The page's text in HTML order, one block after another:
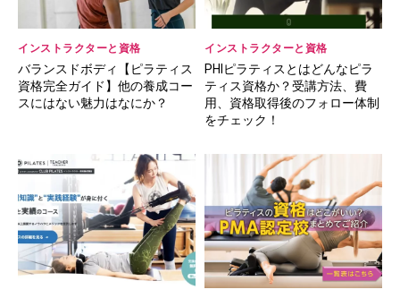
インストラクターと資格
バランスドボディ【ピラティス
資格完全ガイド】他の養成コー
スにはない魅力はなにか？
インストラクターと資格
PHIピラティスとはどんなピラ
ティス資格か？受講方法、費
用、資格取得後のフォロー体制
をチェック！